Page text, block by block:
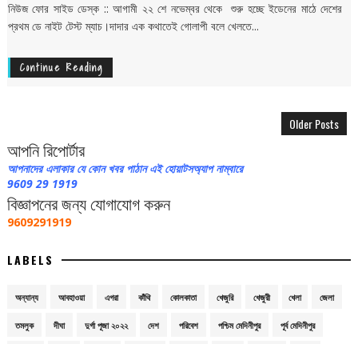
নিউজ ফোর সাইড ডেস্ক :: আগামী ২২ শে নভেম্বর থেকে শুরু হচ্ছে ইডেনের মাঠে দেশের
প্রথম ডে নাইট টেস্ট ম্যাচ।দাদার এক কথাতেই গোলাপী বলে খেলতে...
Continue Reading
Older Posts
আপনি রিপোর্টার
আপনাদের এলাকার যে কোন খবর পাঠান এই হোয়াটসঅ্যাপ নাম্বারে
9609 29 1919
বিজ্ঞাপনের জন্য যোগাযোগ করুন
9609291919
LABELS
অন্যান্য আবহাওয়া এগরা কাঁথি কোলকাতা খেজুরি খেজুরী খেলা জেলা
তমলুক দীঘা দুর্গা পূজা ২০২২ দেশ পরিবেশ পশ্চিম মেদিনীপুর পূর্ব মেদিনীপুর